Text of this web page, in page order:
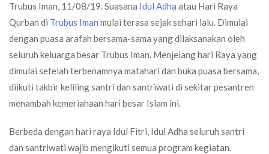
Trubus Iman, 11/08/19. Suasana Idul Adha atau Hari Raya
Qurban di Trubus Iman mulai terasa sejak sehari lalu. Dimulai
dengan puasa arafah bersama-sama yang dilaksanakan oleh
seluruh keluarga besar Trubus Iman. Menjelang hari Raya yang
dimulai setelah terbenamnya matahari dan buka puasa bersama,
diikuti takbir keliling santri dan santriwati di sekitar pesantren
menambah kemeriahaan hari besar Islam ini.
Berbeda dengan hari raya Idul Fitri, Idul Adha seluruh santri
dan santriwati wajib mengikuti semua program kegiatan.